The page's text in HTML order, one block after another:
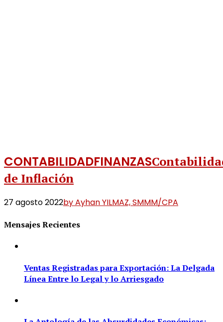
CONTABILIDADFINANZAS
de Inflación
27 agosto 2022by Ayhan YILMAZ, SMMM/CPA
Mensajes Recientes
Ventas Registradas para Exportación: La Delgada
Línea Entre lo Legal y lo Arriesgado